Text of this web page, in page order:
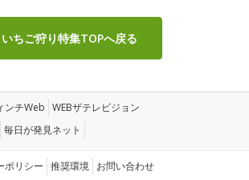
いちご狩り特集TOPへ戻る
ンチWeb WEBザテレビジョン
毎日が発見ネット
ポリシー 推奨環境 お問い合わせ